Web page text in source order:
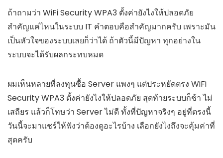
ถ้าถามว่า WiFi Security WPA3 ตั้งค่ายังไงให้ปลอดภัย
สำคัญแค่ไหนในระบบ IT คำตอบคือสำคัญมากครับ เพราะมัน
เป็นหัวใจของระบบเลยก็ว่าได้ ถ้าตัวนี้มีปัญหา ทุกอย่างใน
ระบบจะได้รับผลกระทบหมด
ผมเห็นหลายที่ลงทุนซื้อ Server แพงๆ แต่ประหยัดตรง WiFi
Security WPA3 ตั้งค่ายังไงให้ปลอดภัย สุดท้ายระบบก็ช้า ไม่
เสถียร แล้วก็โทษว่า Server ไม่ดี ทั้งที่ปัญหาจริงๆ อยู่ที่ตรงนี้
วันนี้จะมาแชร์ให้ฟังว่าต้องดูอะไรบ้าง เลือกยังไงถึงจะคุ้มค่าที่
สุดครับ